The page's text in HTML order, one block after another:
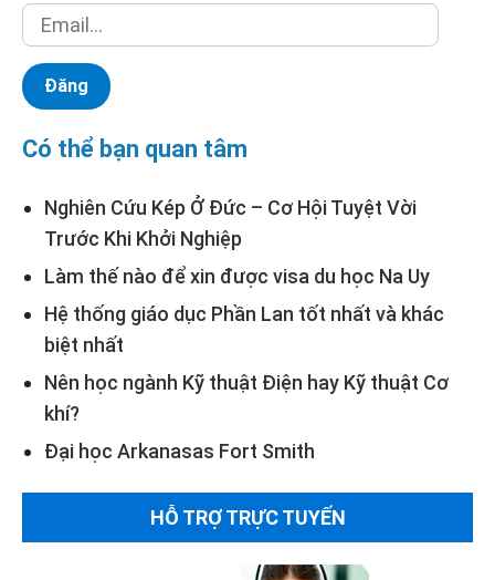
Có thể bạn quan tâm
Nghiên Cứu Kép Ở Đức – Cơ Hội Tuyệt Vời
Trước Khi Khởi Nghiệp
Làm thế nào để xin được visa du học Na Uy
Hệ thống giáo dục Phần Lan tốt nhất và khác
biệt nhất
Nên học ngành Kỹ thuật Điện hay Kỹ thuật Cơ
khí?
Đại học Arkanasas Fort Smith
HỖ TRỢ TRỰC TUYẾN